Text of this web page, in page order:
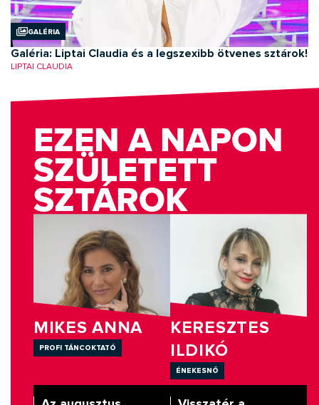
Galéria
Galéria: Liptai Claudia és a legszexibb ötvenes sztárok!
LIPTAI CLAUDIA
EZEN A NAPON
SZÜLETETT
SZTÁROK
MIKES ANNA
profi táncoktató
KERESZTES
ILDIKÓ
énekesnő